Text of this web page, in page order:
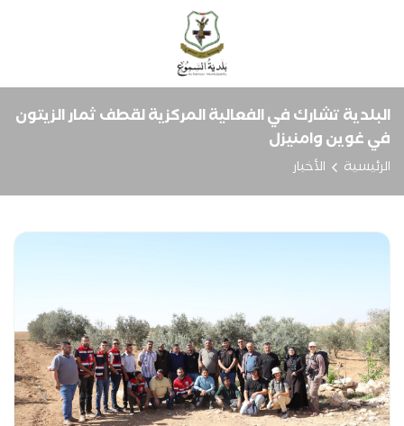
البلدية تشارك في الفعالية المركزية لقطف ثمار الزيتون
في غوين وامنيزل
الرئيسية الأخبار